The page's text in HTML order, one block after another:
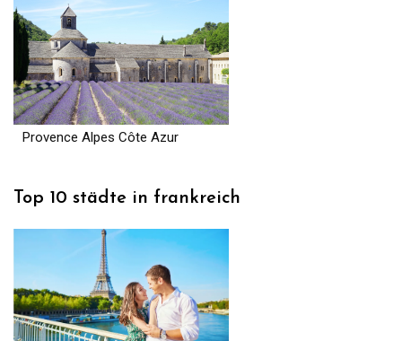
Provence Alpes Côte Azur
Top 10 städte in frankreich